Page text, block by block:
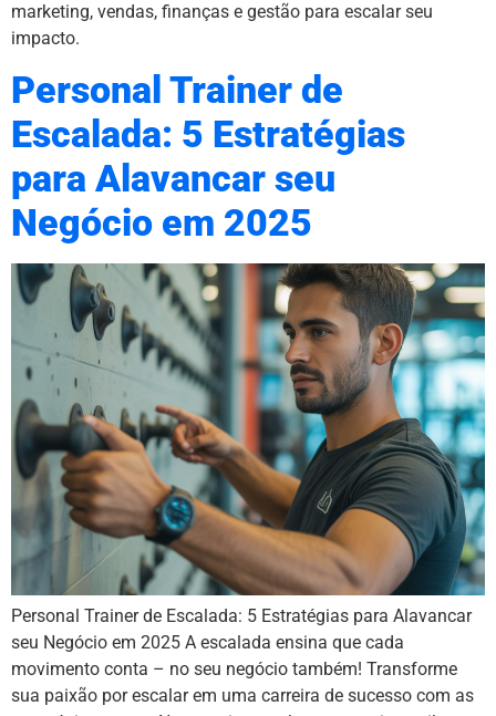
marketing, vendas, finanças e gestão para escalar seu
impacto.
Personal Trainer de
Escalada: 5 Estratégias
para Alavancar seu
Negócio em 2025
Personal Trainer de Escalada: 5 Estratégias para Alavancar
seu Negócio em 2025 A escalada ensina que cada
movimento conta – no seu negócio também! Transforme
sua paixão por escalar em uma carreira de sucesso com as